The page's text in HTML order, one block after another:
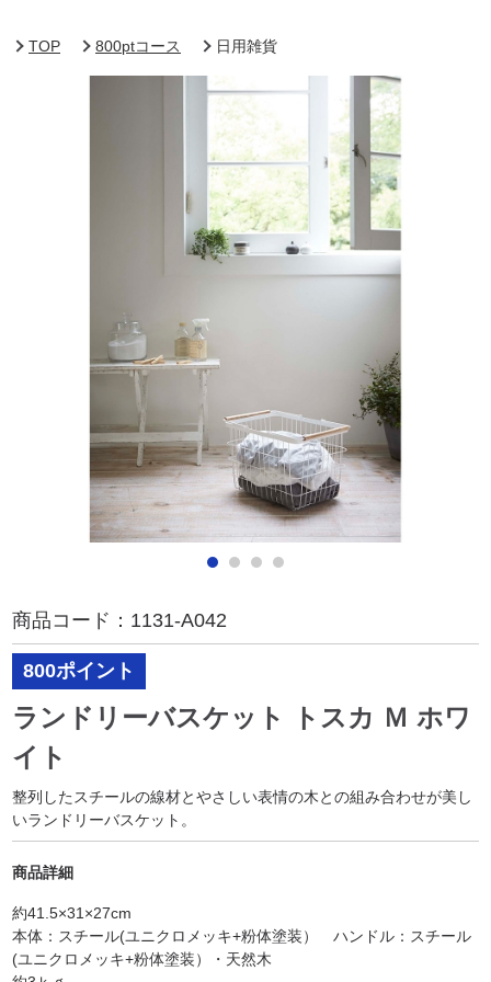
TOP 800ptコース 日用雑貨
商品コード： 1131-A042
800ポイント
ランドリーバスケット トスカ Ｍ ホワ
イト
整列したスチールの線材とやさしい表情の木との組み合わせが美し
いランドリーバスケット。
商品詳細
約41.5×31×27cm
本体：スチール(ユニクロメッキ+粉体塗装） ハンドル：スチール
(ユニクロメッキ+粉体塗装）・天然木